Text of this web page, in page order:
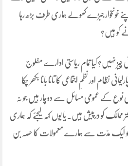
خونخوار جبڑے کھولے ہماری طرف بڑھ رہا
کو ہیں؟
چیز نہیں؟ کیا تمام ریاستی ادارے مفلوج
نظام اور نظمِ اجتماعی کا تانا بانا بکھر چکا
نوع کے عمومی مسائل سے دوچار ہیں جو نہ
ممالک کو درپیش ہیں۔ یا یوں کہہ لیجئے کہ ہماری
مدّت سے ہمارے معمولات کا حصہ بن